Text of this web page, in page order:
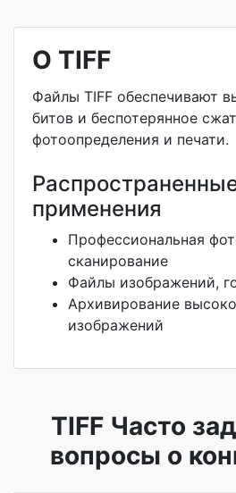
О TIFF
Файлы TIFF обеспечивают
битов и беспотерянное
фотоопределения и печати.
применения
Профессиональная
сканирование
Файлы изображений,
Архивирование
изображений
TIFF Часто
вопросы о